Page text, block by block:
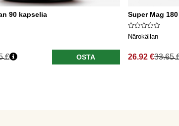
90 kapselia
€ OSTA
Super Mag
Närokällan
26.92 €33.65